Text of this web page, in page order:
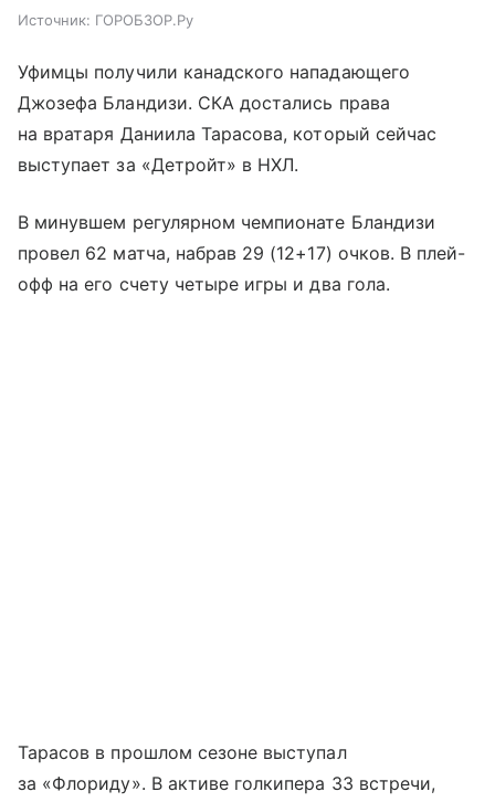
Источник: ГОРОБЗОР.Ру
Уфимцы получили канадского нападающего
Джозефа Бландизи. СКА достались права
на вратаря Даниила Тарасова, который сейчас
выступает за «Детройт» в НХЛ.
В минувшем регулярном чемпионате Бландизи
провел 62 матча, набрав 29 (12+17) очков. В плей-
офф на его счету четыре игры и два гола.
Тарасов в прошлом сезоне выступал
за «Флориду». В активе голкипера 33 встречи,